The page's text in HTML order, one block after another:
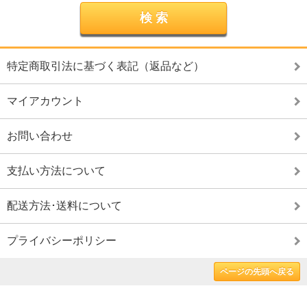
特定商取引法に基づく表記（返品など）
マイアカウント
お問い合わせ
支払い方法について
配送方法･送料について
プライバシーポリシー
ページの先頭へ戻る